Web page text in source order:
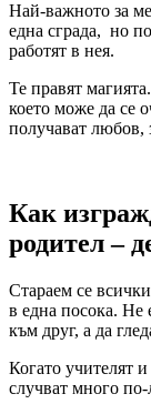
Най-важното за
една сграда, но
работят в нея.
Те правят
което може да се
получават любов,
Как
родител –
Стараем се
в една посока. Не
към друг, а да
Когато учителят
случват много по-